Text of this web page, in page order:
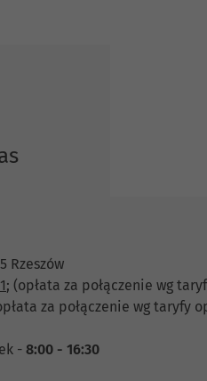
Rzeszów
; (opłata za połączenie wg
za połączenie wg taryfy
- 8:00 - 16:30